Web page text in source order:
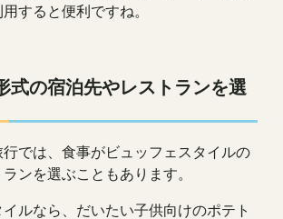
すると便利ですね。
式の宿泊先やレストランを選
では、食事がビュッフェスタイルの
ンを選ぶこともあります。
ルなら、だいたい子供向けのポテト